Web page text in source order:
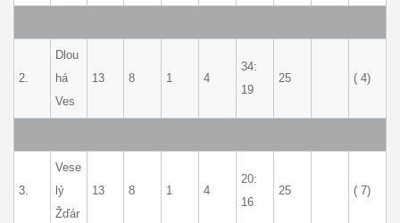
2.
Dlou
há
Ves
13 8 1 4
34:
19
25 ( 4)
3.
Vese
lý
Žďár
13 8 1 4
20:
16
25 ( 7)